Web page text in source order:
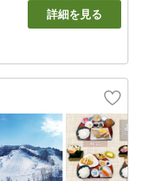
詳細を見る